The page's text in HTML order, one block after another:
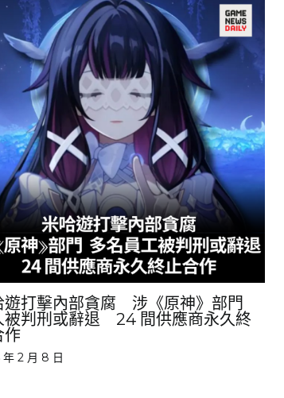
遊打擊內部貪腐 涉《原神》部門
被判刑或辭退 24 間供應商永久終
作
2 月 8 日